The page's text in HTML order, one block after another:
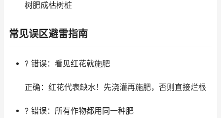
树肥成枯树桩
常见误区避雷指南
? 错误：看见红花就施肥
正确：红花代表缺水！先浇灌再施肥，否则直接烂根
? 错误：所有作物都用同一种肥